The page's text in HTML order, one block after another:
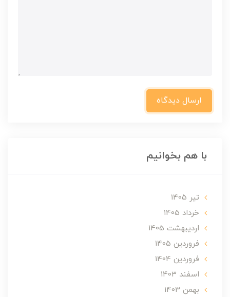
ارسال دیدگاه
با هم بخوانیم
تير 1405
خرداد 1405
ارديبهشت 1405
فروردین 1405
فروردین 1404
اسفند 1403
بهمن 1403